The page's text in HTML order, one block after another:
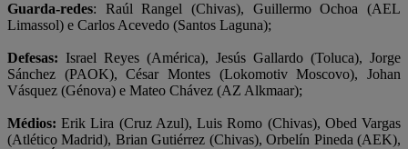
Guarda-redes: Raúl Rangel (Chivas), Guillermo Ochoa (AEL
Limassol) e Carlos Acevedo (Santos Laguna);
Defesas: Israel Reyes (América), Jesús Gallardo (Toluca), Jorge
Sánchez (PAOK), César Montes (Lokomotiv Moscovo), Johan
Vásquez (Génova) e Mateo Chávez (AZ Alkmaar);
Médios: Erik Lira (Cruz Azul), Luis Romo (Chivas), Obed Vargas
(Atlético Madrid), Brian Gutiérrez (Chivas), Orbelín Pineda (AEK),